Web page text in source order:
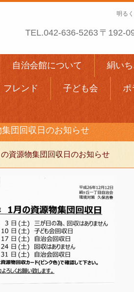
明る
TEL.042-636-5263 〒192-
自治会館について 絹い
フレンド 子ども会 ポ
団回収日のお知らせ
資源物集団回収日のお知らせ